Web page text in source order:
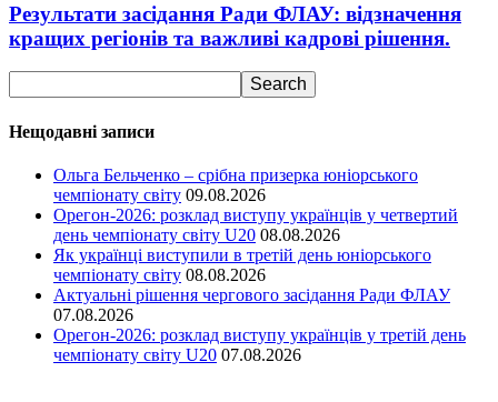
Результати засідання Ради ФЛАУ: відзначення
кращих регіонів та важливі кадрові рішення.
Нещодавні записи
Ольга Бельченко – срібна призерка юніорського
чемпіонату світу 09.08.2026
Орегон-2026: розклад виступу українців у четвертий
день чемпіонату світу U20 08.08.2026
Як українці виступили в третій день юніорського
чемпіонату світу 08.08.2026
Актуальні рішення чергового засідання Ради ФЛАУ
07.08.2026
Орегон-2026: розклад виступу українців у третій день
чемпіонату світу U20 07.08.2026